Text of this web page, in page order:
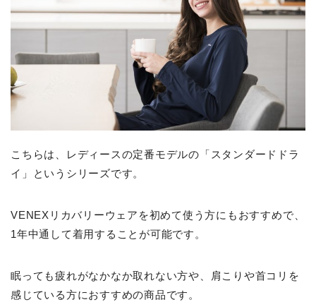
こちらは、レディースの定番モデルの「スタンダードドラ
イ」というシリーズです。
VENEXリカバリーウェアを初めて使う方にもおすすめで、
1年中通して着用することが可能です。
眠っても疲れがなかなか取れない方や、肩こりや首コリを
感じている方におすすめの商品です。